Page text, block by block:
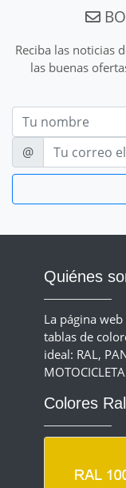
Reciba las noticias
las buenas
Nom
E-mail
@
Quiénes
La página
tablas de
ideal: RAL,
Colores